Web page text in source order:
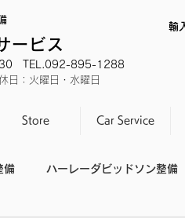
ービス
輸
30 TEL.092-895-1288
：火曜日・水曜日
Store Car Service
備 ハーレーダビッドソン整備